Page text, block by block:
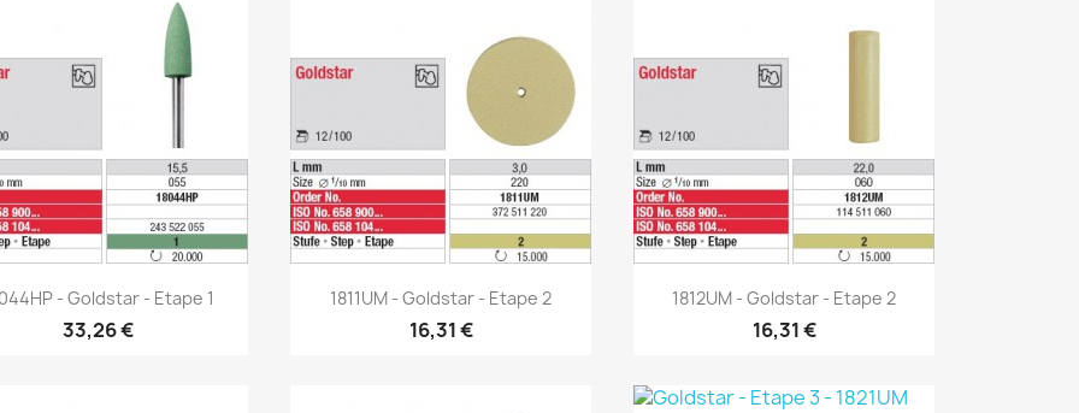
Aperçu rapide
- Goldstar - Etape 1
33,26 €
Aperçu rapide
1811UM - Goldstar - Etape 2
16,31 €
Aperçu rapide
1812UM - Goldstar - Etape 2
16,31 €